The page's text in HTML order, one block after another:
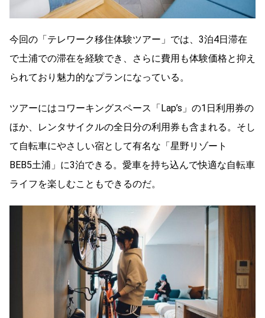
今回の「テレワーク移住体験ツアー」では、3泊4日滞在
で土浦での滞在を経験でき、さらに費用も体験価格と抑え
られており魅力的なプランになっている。
ツアーにはコワーキングスペース「Lap’s」の1日利用券の
ほか、レンタサイクルの全日分の利用券も含まれる。そし
て自転車にやさしい宿として有名な「星野リゾート
BEB5土浦」に3泊できる。愛車を持ち込んで快適な自転車
ライフを楽しむこともできるのだ。